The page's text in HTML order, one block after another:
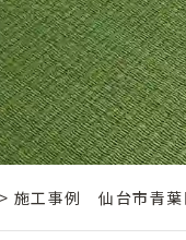
> 施工事例 仙台市青